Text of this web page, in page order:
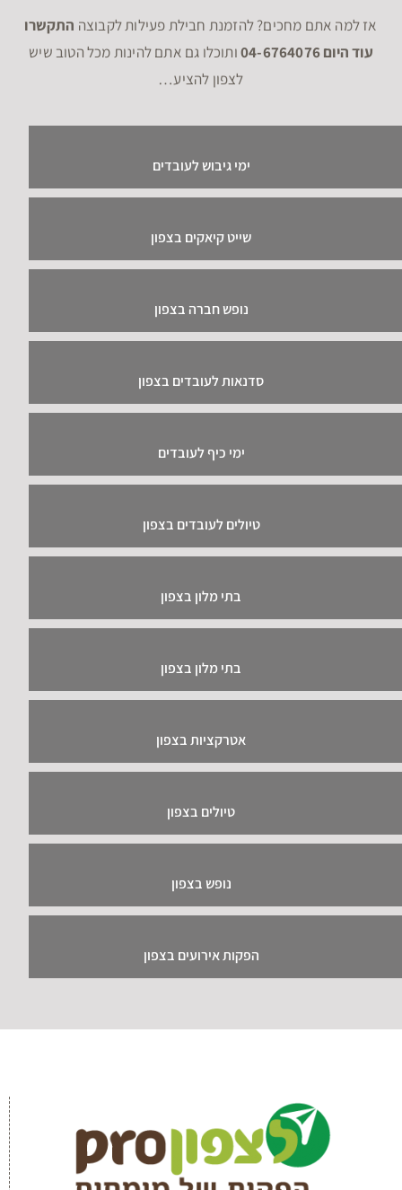
אז למה אתם מחכים? להזמנת חבילת פעילות לקבוצה התקשרו
עוד היום 04-6764076
ותוכלו גם אתם להינות מכל הטוב שיש
לצפון להציע…
ימי גיבוש לעובדים
שייט קיאקים בצפון
נופש חברה בצפון
סדנאות לעובדים בצפון
ימי כיף לעובדים
טיולים לעובדים בצפון
בתי מלון בצפון
בתי מלון בצפון
אטרקציות בצפון
טיולים בצפון
נופש בצפון
הפקות אירועים בצפון